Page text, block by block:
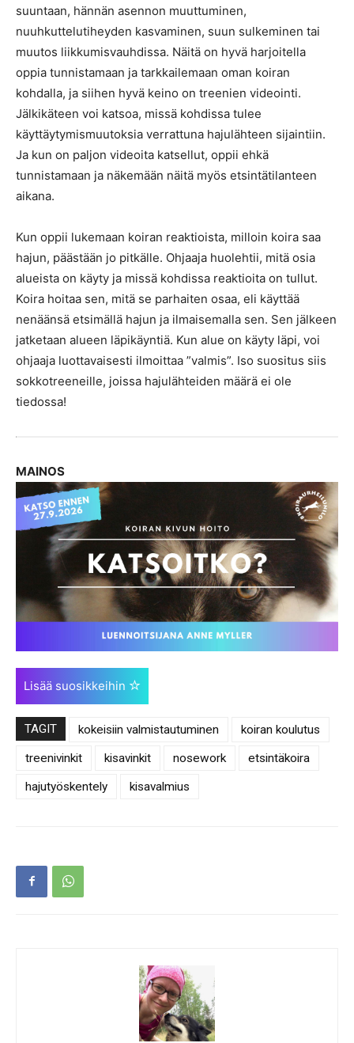
suuntaan, hännän asennon muuttuminen,
nuuhkuttelutiheyden kasvaminen, suun sulkeminen tai
muutos liikkumisvauhdissa. Näitä on hyvä harjoitella
oppia tunnistamaan ja tarkkailemaan oman koiran
kohdalla, ja siihen hyvä keino on treenien videointi.
Jälkikäteen voi katsoa, missä kohdissa tulee
käyttäytymismuutoksia verrattuna hajulähteen sijaintiin.
Ja kun on paljon videoita katsellut, oppii ehkä
tunnistamaan ja näkemään näitä myös etsintätilanteen
aikana.
Kun oppii lukemaan koiran reaktioista, milloin koira saa
hajun, päästään jo pitkälle. Ohjaaja huolehtii, mitä osia
alueista on käyty ja missä kohdissa reaktioita on tullut.
Koira hoitaa sen, mitä se parhaiten osaa, eli käyttää
nenäänsä etsimällä hajun ja ilmaisemalla sen. Sen jälkeen
jatketaan alueen läpikäyntiä. Kun alue on käyty läpi, voi
ohjaaja luottavaisesti ilmoittaa ”valmis”. Iso suositus siis
sokkotreeneille, joissa hajulähteiden määrä ei ole
tiedossa!
MAINOS
Lisää suosikkeihin
TAGIT kokeisiin valmistautuminen
koiran koulutus
treenivinkit
kisavinkit nosework
etsintäkoira
hajutyöskentely
kisavalmius